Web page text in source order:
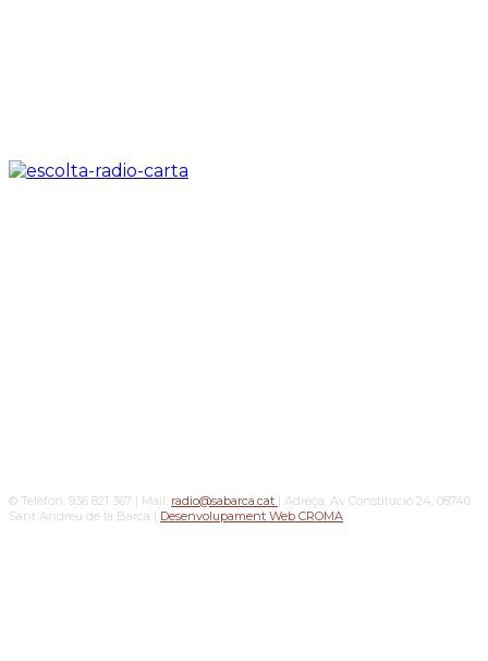
© Telèfon: 936 821 367 | Mail: radio@sabarca.cat | Adreça: Av Constitució 24, 08740
Sant Andreu de la Barca | Desenvolupament Web CROMA